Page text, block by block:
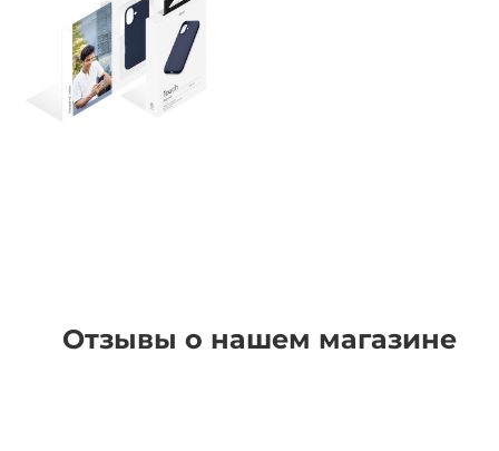
Отзывы о нашем магазине